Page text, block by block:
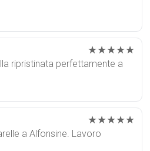
★★★★★
ripristinata perfettamente a
★★★★★
a Alfonsine. Lavoro